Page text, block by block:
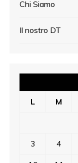
Chi Siamo
Il nostro DT
L
M
3 4